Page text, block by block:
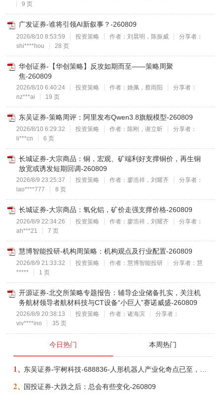
9 页
广发证券-谁将引领AI新叙事？-260809
2026/8/10 8:53:59 投资策略 作者：刘晨明，陈振威
分享者：
shi****hou
28 页
华创证券-【华创策略】反攻如期而至——策略周聚
焦-260809
2026/8/10 6:40:24 投资策略 作者：姚佩，蔡雨阳
分享者：
nz***ai
19 页
东吴证券-策略周评：阿里发布Qwen3.8旗舰模型-260809
2026/8/10 6:29:32 投资策略 作者：陈刚，谢立昕
分享者：
li***cn
6 页
长城证券-大宗商品：铜，宏观、矿端利好支撑铜价，再生铜
放宽或诱发短期回调-260809
2026/8/9 23:25:37 投资策略 作者：廖浩祥，刘耀齐
分享者：
lao****777
8 页
长城证券-大宗商品：氧化铝，矿价走强支撑价格-260809
2026/8/9 22:34:26 投资策略 作者：廖浩祥，刘耀齐
分享者：
ah***21
7 页
慧博智能投研-机构周策略：机构观点及行业配置-260809
2026/8/9 21:33:32 投资策略 作者：慧博智能投研
分享者：慧
*****
1 页
开源证券-北交所策略专题报告：辅导企业储备扎实，关注机
务航材领导者航材科技与CT设备“小巨人”赛诺威盛-260809
2026/8/9 20:38:13 投资策略 作者：诸海滨
分享者：
viv****ino
35 页
今日热门 本周热门
1、 东吴证券-宇树科技-688836-人形机器人产业化奇点已至，商业化龙头向AGI迈进-260809
2、国投证券-大跌之后：总会有些变化-260809